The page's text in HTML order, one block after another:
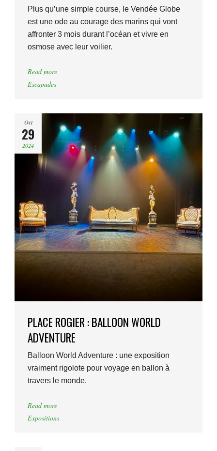
Plus qu’une simple course, le Vendée Globe
est une ode au courage des marins qui vont
affronter 3 mois durant l’océan et vivre en
osmose avec leur voilier.
Read more
Escapades
Oct
29
2024
PLACE ROGIER : BALLOON WORLD
ADVENTURE
Balloon World Adventure : une exposition
vraiment rigolote pour voyage en ballon à
travers le monde.
Read more
Expositions